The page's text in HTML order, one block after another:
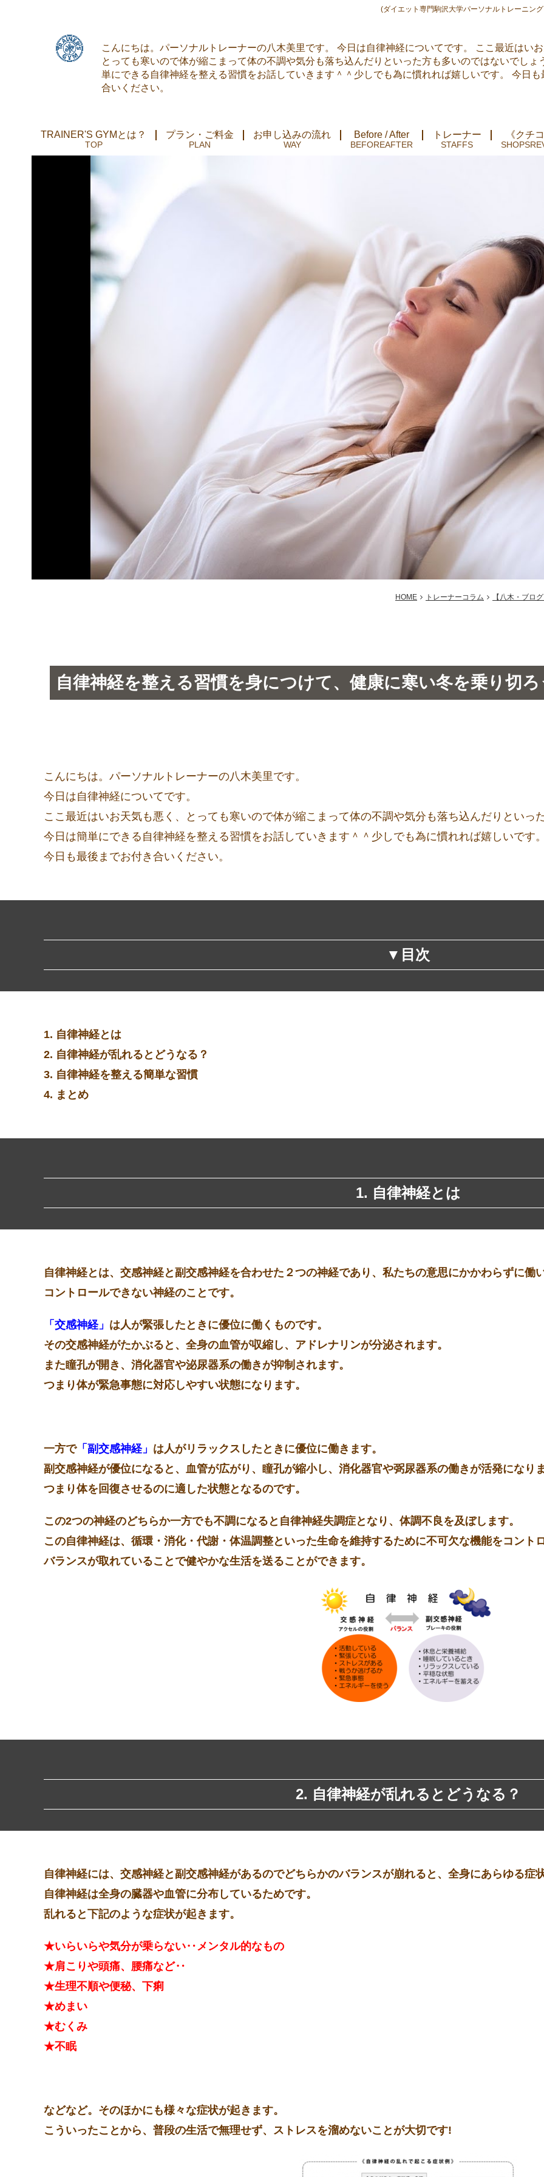
(ダイエット専門駒沢大学パーソナルトレーニン
こんにちは。パーソナルトレーナーの八木美里です。 今日は自律神経についてです。 ここ最近はい
とっても寒いので体が縮こまって体の不調や気分も落ち込んだりといった方も多いのではないでしょ
単にできる自律神経を整える習慣をお話していきます＾＾少しでも為に慣れれば嬉しいです。 今日
合いください。
TRAINER'S GYMとは？ プラン・ご料金 お申し込みの流れ Before / After トレーナー 《クチ
HOME トレーナーコラム 【八木・ブロ
自律神経を整える習慣を身につけて、健康に寒い冬を乗り切
こんにちは。パーソナルトレーナーの八木美里です。
今日は自律神経についてです。
ここ最近はいお天気も悪く、とっても寒いので体が縮こまって体の不調や気分も落ち込んだりといっ
今日は簡単にできる自律神経を整える習慣をお話していきます＾＾少しでも為に慣れれば嬉しいです
今日も最後までお付き合いください。
▼目次
1. 自律神経とは
2. 自律神経が乱れるとどうなる？
3. 自律神経を整える簡単な習慣
4. まとめ
1. 自律神経とは
自律神経とは、 交感神経と副交感神経を合わせた２つの神経であり、私たちの意思にかかわらずに働
コントロールできない神経のことです。
「 交感神経 」 は人が緊張したときに優位に働くものです。
その交感神経がたかぶると、全身の血管が収縮し、 アドレナリンが分泌されます。
また瞳孔が開き、 消化器官や泌尿器系の働きが抑制されます。
つまり体が緊急事態に対応しやすい状態になります。
一方で「 副交感神経 」 は人がリラックスしたときに優位に働きます。
副交感神経が優位になると、血管が広がり、瞳孔が縮小し、消化器官や弼尿器系の働きが活発になり
つまり体を回復させるのに適した状態となるのです。
この2つの神経のどちらか一方でも不調になると 自律神経失調症となり、体調不良を及ぼします。
この自律神経は、循環・消化・代謝・体温調整といった生命を維持するために不可欠な機能をコント
バランスが取れていることで健やかな生活を送ることができます。
2. 自律神経が乱れるとどうなる？
自律神経には、交感神経と副交感神経があるのでどちらかのバランスが崩れると、全身にあらゆる症
自律神経は全身の臓器や血管に分布しているためです。
乱れると下記のような症状が起きます。
★いらいらや気分が乗らない‥メンタル的なもの
★肩こりや頭痛、腰痛など‥
★生理不順や便秘、下痢
★めまい
★むくみ
★不眠
などなど。そのほかにも様々な症状が起きます。
こういったことから、普段の生活で無理せず、ストレスを溜めないことが大切です!